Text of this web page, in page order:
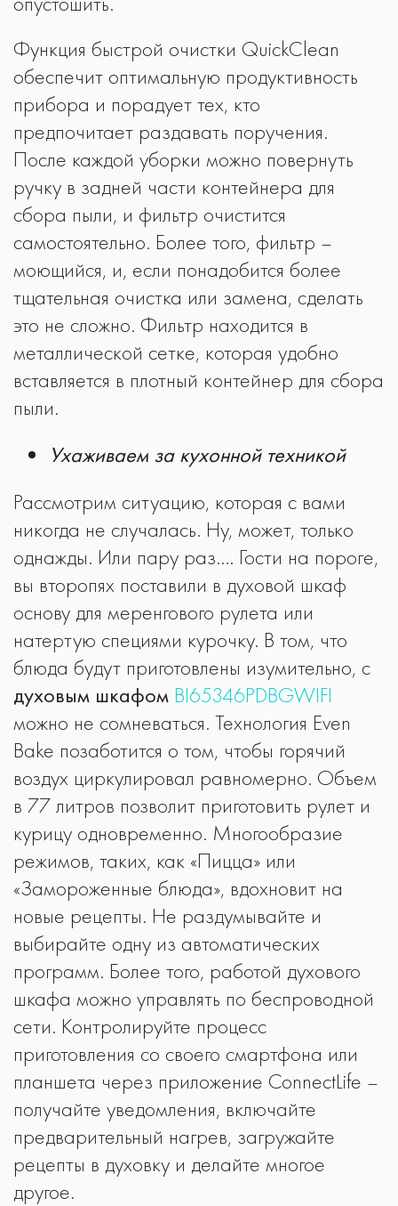
Функция быстрой очистки QuickClean
обеспечит оптимальную продуктивность
прибора и порадует тех, кто
предпочитает раздавать поручения.
После каждой уборки можно повернуть
ручку в задней части контейнера для
сбора пыли, и фильтр очистится
самостоятельно. Более того, фильтр –
моющийся, и, если понадобится более
тщательная очистка или замена, сделать
это не сложно. Фильтр находится в
металлической сетке, которая удобно
вставляется в плотный контейнер для сбора
пыли.
Ухаживаем за кухонной техникой
Рассмотрим ситуацию, которая с вами
никогда не случалась. Ну, может, только
однажды. Или пару раз…. Гости на пороге,
вы второпях поставили в духовой шкаф
основу для меренгового рулета или
натертую специями курочку. В том, что
блюда будут приготовлены изумительно, с
духовым шкафом BI65346PDBGWIFI
можно не сомневаться. Технология Even
Bake позаботится о том, чтобы горячий
воздух циркулировал равномерно. Объем
в 77 литров позволит приготовить рулет и
курицу одновременно. Многообразие
режимов, таких, как «Пицца» или
«Замороженные блюда», вдохновит на
новые рецепты. Не раздумывайте и
выбирайте одну из автоматических
программ. Более того, работой духового
шкафа можно управлять по беспроводной
сети. Контролируйте процесс
приготовления со своего смартфона или
планшета через приложение ConnectLife –
получайте уведомления, включайте
предварительный нагрев, загружайте
рецепты в духовку и делайте многое
другое.